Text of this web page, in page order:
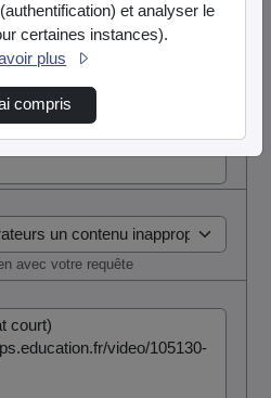
avec votre requête
et analyser le
certaines instances).
plus
compris